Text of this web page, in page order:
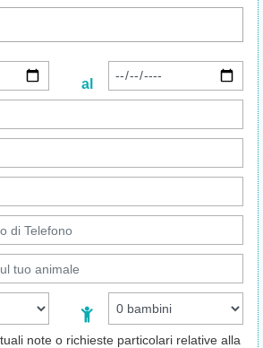
al
note o richieste particolari relative alla